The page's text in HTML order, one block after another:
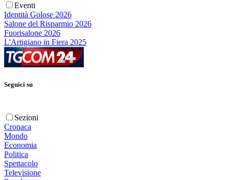
Eventi
Identità Golose 2026
Salone del Risparmio 2026
Fuorisalone 2026
L'Artigiano in Fiera 2025
Seguici su
Sezioni
Cronaca
Mondo
Economia
Politica
Spettacolo
Televisione